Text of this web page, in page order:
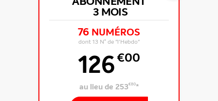
3 MOIS
76 NUMÉROS
dont 13 N° de "l'Hebdo"
126€00
au lieu de 253€80*